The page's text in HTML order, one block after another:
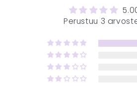
Perustuu 3